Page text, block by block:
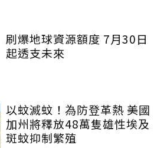
刷爆地球資源額度 7月30日
起透支未來
以蚊滅蚊！為防登革熱 美國
加州將釋放48萬隻雄性埃及
斑蚊抑制繁殖